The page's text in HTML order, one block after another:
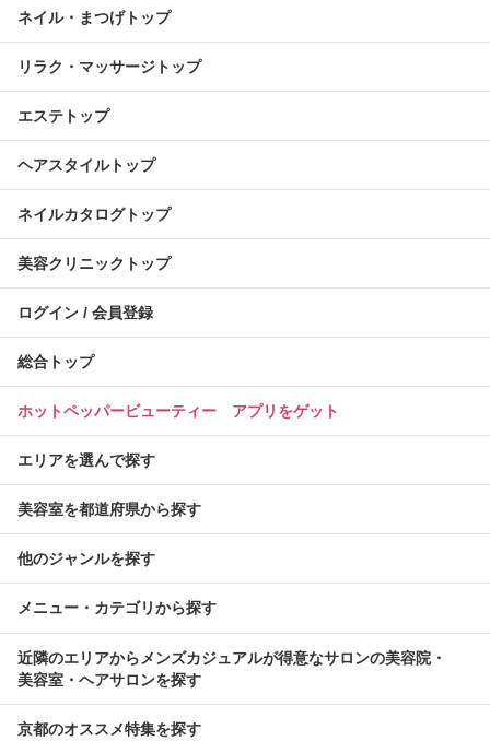
ネイル・まつげトップ
リラク・マッサージトップ
エステトップ
ヘアスタイルトップ
ネイルカタログトップ
美容クリニックトップ
ログイン / 会員登録
総合トップ
ホットペッパービューティー アプリをゲット
エリアを選んで探す
美容室を都道府県から探す
他のジャンルを探す
メニュー・カテゴリから探す
近隣のエリアからメンズカジュアルが得意なサロンの美容院・
美容室・ヘアサロンを探す
京都のオススメ特集を探す